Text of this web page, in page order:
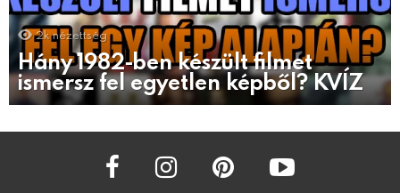
2k nézettség
Hány 1982-ben készült filmet
ismersz fel egyetlen képből? KVÍZ
facebook instagram